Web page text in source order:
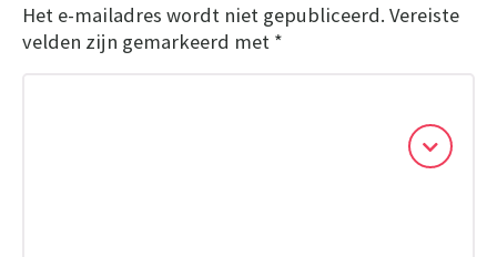
Het e-mailadres wordt niet gepubliceerd. Vereiste
velden zijn gemarkeerd met *